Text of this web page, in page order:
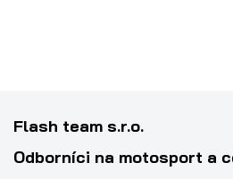
Flash team s.r.o.
Odborníci na motosport a